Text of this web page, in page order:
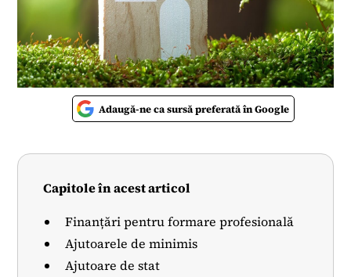
Adaugă-ne ca sursă preferată în Google
Capitole în acest articol
Finanțări pentru formare profesională
Ajutoarele de minimis
Ajutoare de stat